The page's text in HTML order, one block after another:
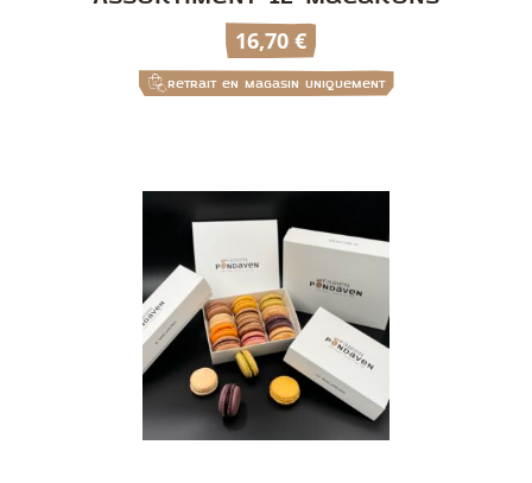
16,70 €
Retrait en magasin uniquement